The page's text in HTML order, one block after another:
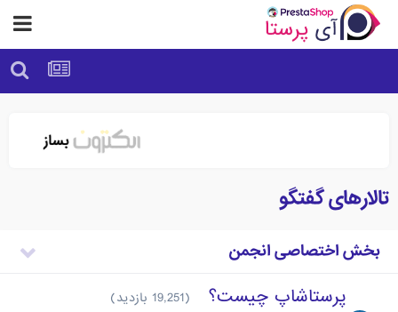
تالارهای گفتگو
بخش اختصاصی انجمن
پرستاشاپ چیست؟